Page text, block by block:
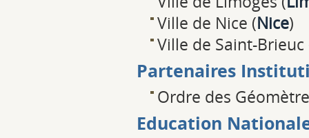
Ville de Nice (Nice)
Ville de Saint-Brieuc
Partenaires
Ordre des
Education